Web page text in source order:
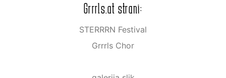
Grrrls.at strani:
STERRRN Festival
Grrrls Chor